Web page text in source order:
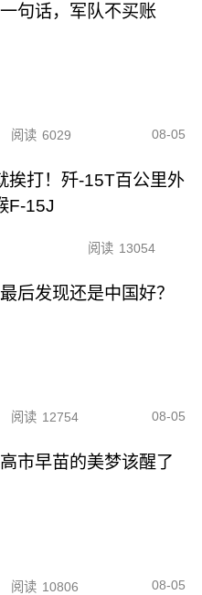
句话，军队不买账
阅读 6029 08-05
挨打！歼-15T百公里外
F-15J
阅读 13054
后发现还是中国好？
阅读 12754 08-05
市早苗的美梦该醒了
阅读 10806 08-05